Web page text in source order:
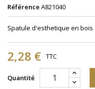
Référence A821040
Spatule d'esthetique en bois
2,28 € TTC
Quantité